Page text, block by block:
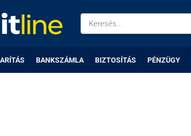
BANKSZÁMLA BIZTOSÍTÁS PÉNZÜGY